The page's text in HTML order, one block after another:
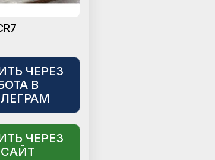
ЧЕРЕЗ
В
ЧЕРЕЗ
САЙТ